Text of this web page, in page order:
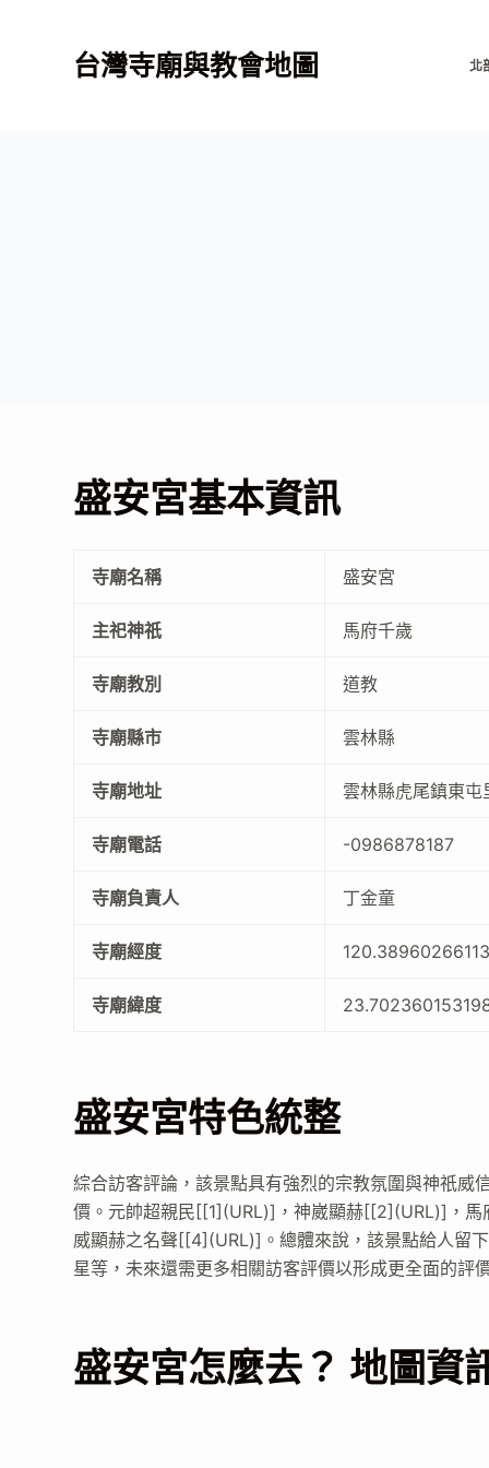
台灣寺廟與教會地圖 北
盛安宮基本資訊
寺廟名稱 盛安宮
主祀神祇 馬府千歲
寺廟教別 道教
寺廟縣市 雲林縣
寺廟地址 雲林縣虎尾鎮東
寺廟電話 -0986878187
寺廟負責人 丁金童
寺廟經度
寺廟緯度
盛安宮特色統整
綜合訪客評論，該景點具有強烈的宗教氛圍與神祇威
價。元帥超親民[[1](URL)]，神崴顯赫[[2](URL)]，
威顯赫之名聲[[4](URL)]。總體來說，該景點給人留
星等，未來還需更多相關訪客評價以形成更全面的
盛安宮怎麼去？ 地圖資